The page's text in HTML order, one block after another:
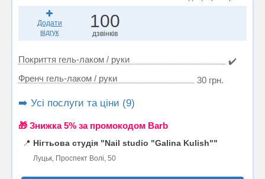
Додати
відгук
100
дзвінків
Покриття гель-лаком / руки
✔️
Френч гель-лаком / руки
30 грн.
➡️ Усі послуги та ціни (9)
🎁 Знижка 5% за промокодом Barb
📍 Нігтьова студія "Nail studio "Galina Kulish""
Луцьк, Проспект Волі, 50